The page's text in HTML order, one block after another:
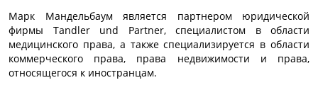
Марк Мандельбаум является партнером юридической
фирмы Tandler und Partner, специалистом в области
медицинского права, а также специализируется в области
коммерческого права, права недвижимости и права,
относящегося к иностранцам.